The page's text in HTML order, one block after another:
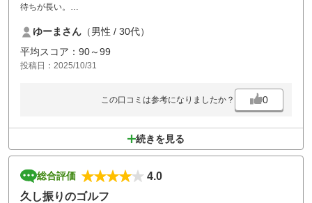
待ちが長い。
ゆーまさん （男性 / 30代）
平均スコア：90～99
投稿日：2025/10/31
この口コミは参考になりましたか？ 0
続きを見る
総合評価
4.0
久し振りのゴルフ